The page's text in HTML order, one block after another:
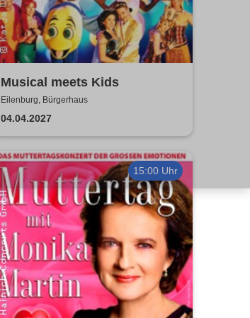
Musical meets Kids
Eilenburg, Bürgerhaus
04.04.2027
15:00 Uhr